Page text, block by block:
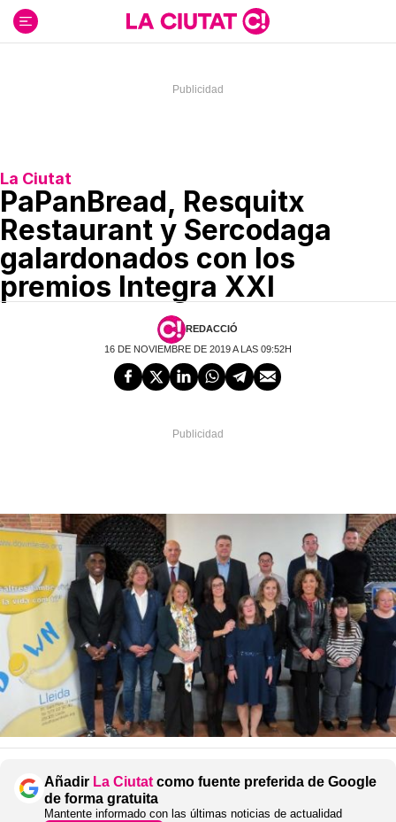
contenido
La Ciutat
PaPanBread, Resquitx
Restaurant y Sercodaga
galardonados con los
premios Integra XXI
REDACCIÓ
16 DE NOVIEMBRE DE 2019 A LAS 09:52H
Añadir La Ciutat como fuente preferida de Google
de forma gratuita
Mantente informado con las últimas noticias de actualidad